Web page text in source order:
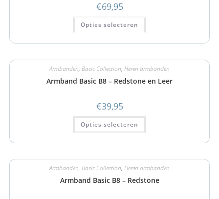
€69,95
Opties selecteren
Armbanden, Basic Collection, Heren armbanden
Armband Basic B8 – Redstone en Leer
€39,95
Opties selecteren
Armbanden, Basic Collection, Heren armbanden
Armband Basic B8 – Redstone